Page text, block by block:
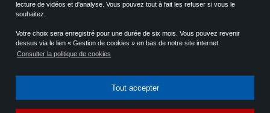
lecture de vidéos et d'analyse. Vous pouvez tout à fait les refuser si vous le
souhaitez.
Votre choix sera enregistré pour une durée de six mois. Vous pouvez revenir
dessus via le lien « Gestion de cookies » en bas de notre site internet.
Consulter la politique de cookies
Tout accepter